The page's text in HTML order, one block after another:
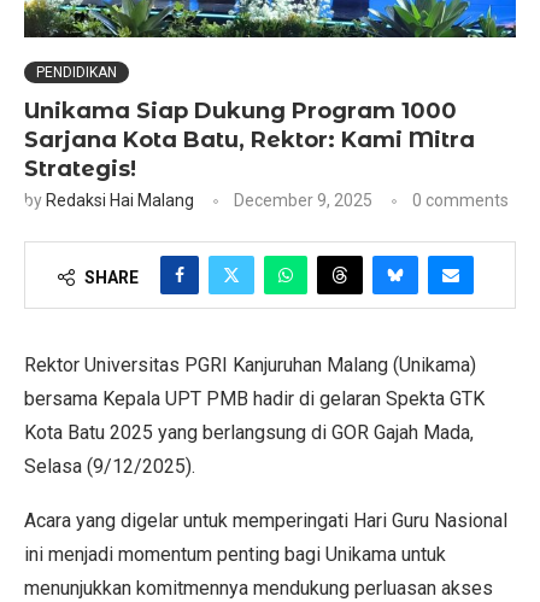
PENDIDIKAN
Unikama Siap Dukung Program 1000
Sarjana Kota Batu, Rektor: Kami Mitra
Strategis!
by Redaksi Hai Malang December 9, 2025 0 comments
SHARE
Rektor Universitas PGRI Kanjuruhan Malang (Unikama)
bersama Kepala UPT PMB hadir di gelaran Spekta GTK
Kota Batu 2025 yang berlangsung di GOR Gajah Mada,
Selasa (9/12/2025).
Acara yang digelar untuk memperingati Hari Guru Nasional
ini menjadi momentum penting bagi Unikama untuk
menunjukkan komitmennya mendukung perluasan akses